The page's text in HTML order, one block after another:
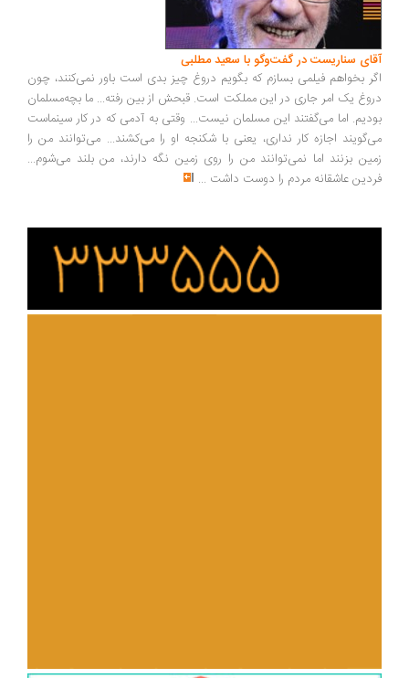
سناریست در گفت‌وگو با سعید مطلبی
بخواهم فیلمی بسازم که بگویم دروغ چیز بدی است باور نمی‌کنند، چون
یک امر جاری در این مملکت است. قبحش از بین رفته... ما بچه‌مسلمان
اما می‌گفتند این مسلمان نیست... وقتی به آدمی که در کار سینماست
اجازه کار نداری، یعنی با شکنجه او را می‌کشند... می‌توانند من را
بزنند اما نمی‌توانند من را روی زمین نگه دارند، من بلند می‌شوم...
عاشقانه مردم را دوست داشت ...